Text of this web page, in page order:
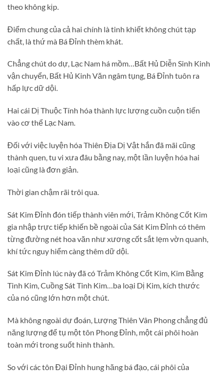
theo không kịp.
Điểm chung của cả hai chính là tinh khiết không chút tạp
chất, là thứ mà Bá Đỉnh thèm khát.
Chẳng chút do dự, Lạc Nam há mồm…Bất Hủ Diễn Sinh Kinh
vận chuyển, Bất Hủ Kinh Văn ngâm tụng, Bá Đỉnh tuôn ra
hấp lực dữ dội.
Hai cái Dị Thuộc Tính hóa thành lực lượng cuồn cuộn tiến
vào cơ thể Lạc Nam.
Đối với việc luyện hóa Thiên Địa Dị Vật hắn đã mãi cũng
thành quen, tu vi xưa đâu bằng nay, một lần luyện hóa hai
loại cũng là đơn giản.
Thời gian chậm rãi trôi qua.
Sát Kim Đỉnh đón tiếp thành viên mới, Trảm Không Cốt Kim
gia nhập trực tiếp khiến bề ngoài của Sát Kim Đỉnh có thêm
từng đường nét hoa văn như xương cốt sắt lẹm vờn quanh,
khí tức nguy hiểm càng thêm dữ dội.
Sát Kim Đỉnh lúc này đã có Trảm Không Cốt Kim, Kim Bằng
Tinh Kim, Cuồng Sát Tinh Kim…ba loại Dị Kim, kích thước
của nó cũng lớn hơn một chút.
Mà không ngoài dự đoán, Lượng Thiên Vân Phong chẳng đủ
năng lượng để tụ một tôn Phong Đỉnh, một cái phôi hoàn
toàn mới trong suốt hình thành.
So với các tôn Đại Đỉnh hung hăng bá đạo, cái phôi của